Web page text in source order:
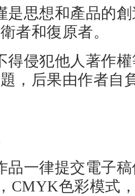
是思想和產品的
者和復原者。
得侵犯他人著作
，后果由作者自
品一律提交電子
CMYK色彩模式